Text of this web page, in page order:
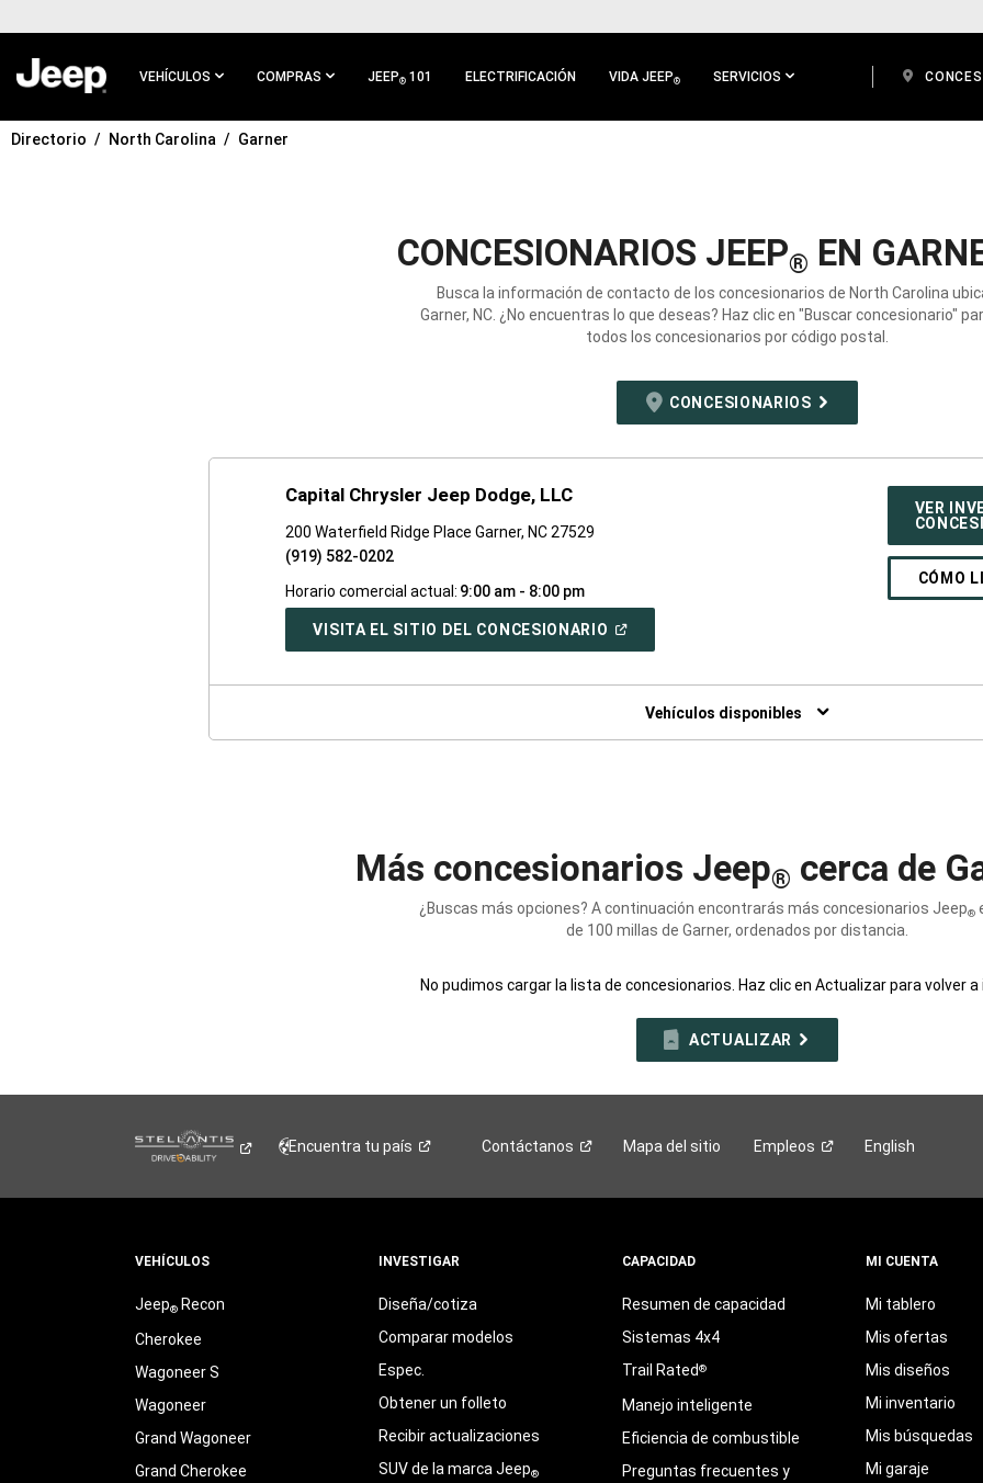
CONTENIDO
VEHÍCULOS COMPRAS JEEP® 101 ELECTRIFICACIÓN VIDA JEEP® SERVICIOS
IR A
Directorio North Carolina Garner
CONCESIONARIOS JEEP® EN
Busca la información de contacto de los concesionarios de North Carolina
Garner, NC. ¿No encuentras lo que deseas? Haz clic en "Buscar concesionario"
todos los concesionarios por código postal.
CONCESIONARIOS
Capital Chrysler Jeep Dodge, LLC
200 Waterfield Ridge Place Garner, NC 27529
(919) 582-0202
Horario comercial actual: 9:00 am - 8:00 pm
VISITA EL SITIO DEL CONCESIONARIO (ABRIR
NUEVA)
VER
CÓMO
Vehículos disponibles
Más concesionarios Jeep® cerca de
¿Buscas más opciones? A continuación encontrarás más concesionarios Jeep®
de 100 millas de Garner, ordenados por distancia.
No pudimos cargar la lista de concesionarios. Haz clic en Actualizar para volver
ACTUALIZAR
Encuentra tu país Contáctanos Mapa del sitio Empleos English
VEHÍCULOS
Jeep®Recon
Cherokee
Wagoneer S
Wagoneer
Grand Wagoneer
Grand Cherokee
INVESTIGAR
Diseña/cotiza
Comparar modelos
Espec.
Obtener un folleto
Recibir actualizaciones
SUV de la marca Jeep®
CAPACIDAD
Resumen de capacidad
Sistemas 4x4
Trail Rated®
Manejo inteligente
Eficiencia de combustible
Preguntas frecuentes y
MI CUENTA
Mi tablero
Mis ofertas
Mis diseños
Mi inventario
Mis búsquedas
Mi garaje